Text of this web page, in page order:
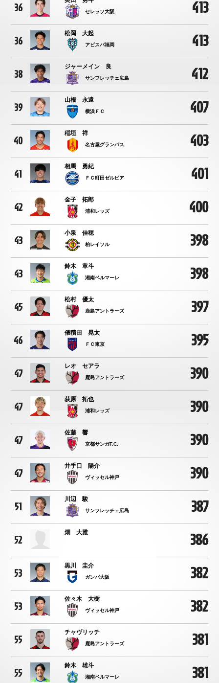
36 セレッソ大阪 413
36
松岡 大起
アビスパ福岡 413
38
ジャーメイン 良
サンフレッチェ広島 412
39
山根 永遠
横浜ＦＣ 407
40
稲垣 祥
名古屋グランパス 403
41
相馬 勇紀
ＦＣ町田ゼルビア 401
42
金子 拓郎
浦和レッズ 400
43
小泉 佳穂
柏レイソル 398
43
鈴木 章斗
湘南ベルマーレ 398
45
松村 優太
鹿島アントラーズ 397
46
俵積田 晃太
ＦＣ東京 395
47
レオ セアラ
鹿島アントラーズ 390
47
荻原 拓也
浦和レッズ 390
47
佐藤 響
京都サンガF.C. 390
47
井手口 陽介
ヴィッセル神戸 390
51
川辺 駿
サンフレッチェ広島 387
52
畑 大雅 386
53
黒川 圭介
ガンバ大阪 382
53
佐々木 大樹
ヴィッセル神戸 382
55
チャヴリッチ
鹿島アントラーズ 381
55
鈴木 雄斗
湘南ベルマーレ 381